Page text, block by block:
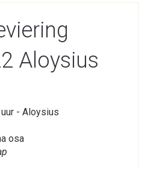
Aloysius
- Aloysius
osa